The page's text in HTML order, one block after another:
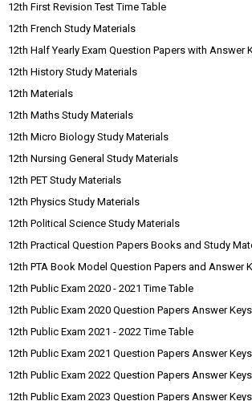
12th First Revision Test Time Table
12th French Study Materials
12th Half Yearly Exam Question Papers with Answer
12th History Study Materials
12th Materials
12th Maths Study Materials
12th Micro Biology Study Materials
12th Nursing General Study Materials
12th PET Study Materials
12th Physics Study Materials
12th Political Science Study Materials
12th Practical Question Papers Books and Study
12th PTA Book Model Question Papers and Answer
12th Public Exam 2020 - 2021 Time Table
12th Public Exam 2020 Question Papers Answer
12th Public Exam 2021 - 2022 Time Table
12th Public Exam 2021 Question Papers Answer
12th Public Exam 2022 Question Papers Answer
12th Public Exam 2023 Question Papers Answer